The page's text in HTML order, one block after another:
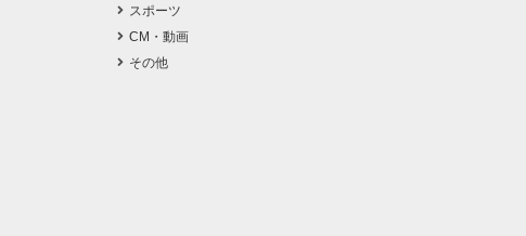
スポーツ
CM・動画
その他